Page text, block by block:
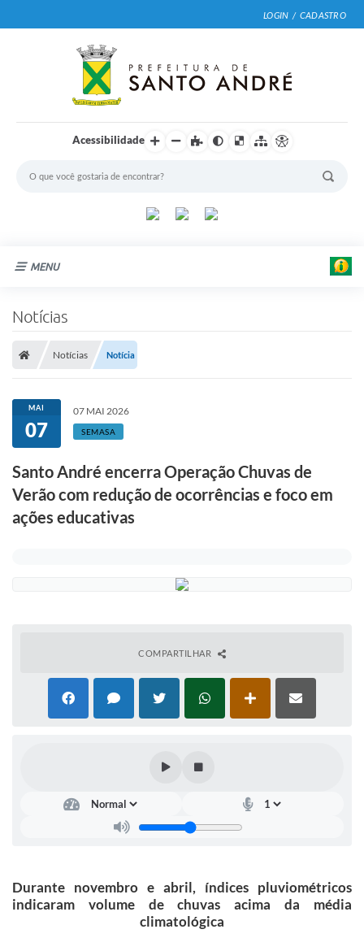
LOGIN / CADASTRO
Acessibilidade
MENU
Portal de Serviços
Transparência
Ônibus
Consultar Processos
Contas Públicas
Contratos
Iluminação Pública
Lei de acesso à informação
Ouvidoria da Cidade
Notícias
Notícias Notícia
MAI
07
07 MAI 2026
SEMASA
Santo André encerra Operação Chuvas de
Verão com redução de ocorrências e foco em
ações educativas
COMPARTILHAR
Durante novembro e abril, índices pluviométricos
indicaram volume de chuvas acima da média
climatológica